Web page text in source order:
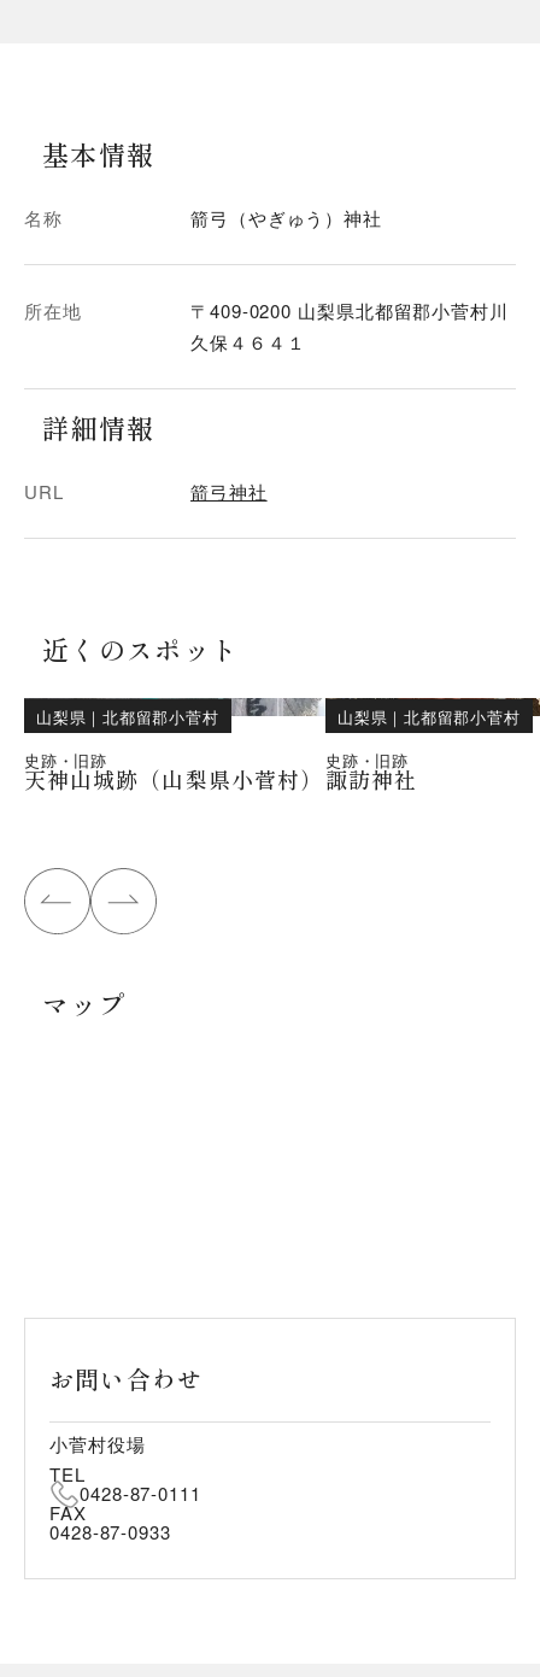
基本情報
名称 箭弓（やぎゅう）神社
所在地
〒409-0200 山梨県北都留郡小菅村川
久保４６４１
詳細情報
URL 箭弓神社
近くのスポット
山梨県 ｜北都留郡小菅村
史跡・旧跡
天神山城跡（山梨県小菅村）
山梨県 ｜北都留郡小菅村
史跡・旧跡
諏訪神社
マップ
お問い合わせ
小菅村役場
TEL
0428-87-0111
FAX
0428-87-0933